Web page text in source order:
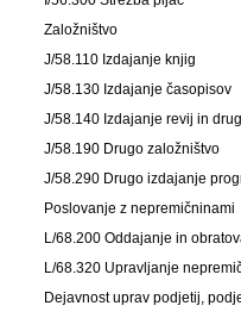
Založništvo
J/58.110 Izdajanje knjig
J/58.130 Izdajanje časopisov
J/58.140 Izdajanje revij in
J/58.190 Drugo založništvo
J/58.290 Drugo izdajanje
Poslovanje z nepremičninami
L/68.200 Oddajanje in
L/68.320 Upravljanje
Dejavnost uprav podjetij,